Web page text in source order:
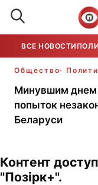
ВСЕ НОВОСТИ
Общество
Минувшим днем
попыток
Беларуси
Контент
"Позірк+".